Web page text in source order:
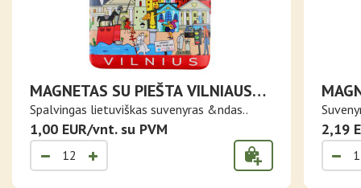
MAGNETAS SU PIEŠTA VILNIAUS
MIESTO PANORAMA
Spalvingas lietuviškas suvenyras &ndas..
1,00 EUR/vnt. su PVM 2,19